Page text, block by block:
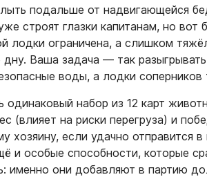
подальше от надвигающейся
строят глазки капитанам, но вот
лодки ограничена, а слишком
Ваша задача — так
воды, а лодки соперников
одинаковый набор из 12 карт
(влияет на риски перегруза) и
хозяину, если удачно отправится
и особые способности, которые
именно они добавляют в партию